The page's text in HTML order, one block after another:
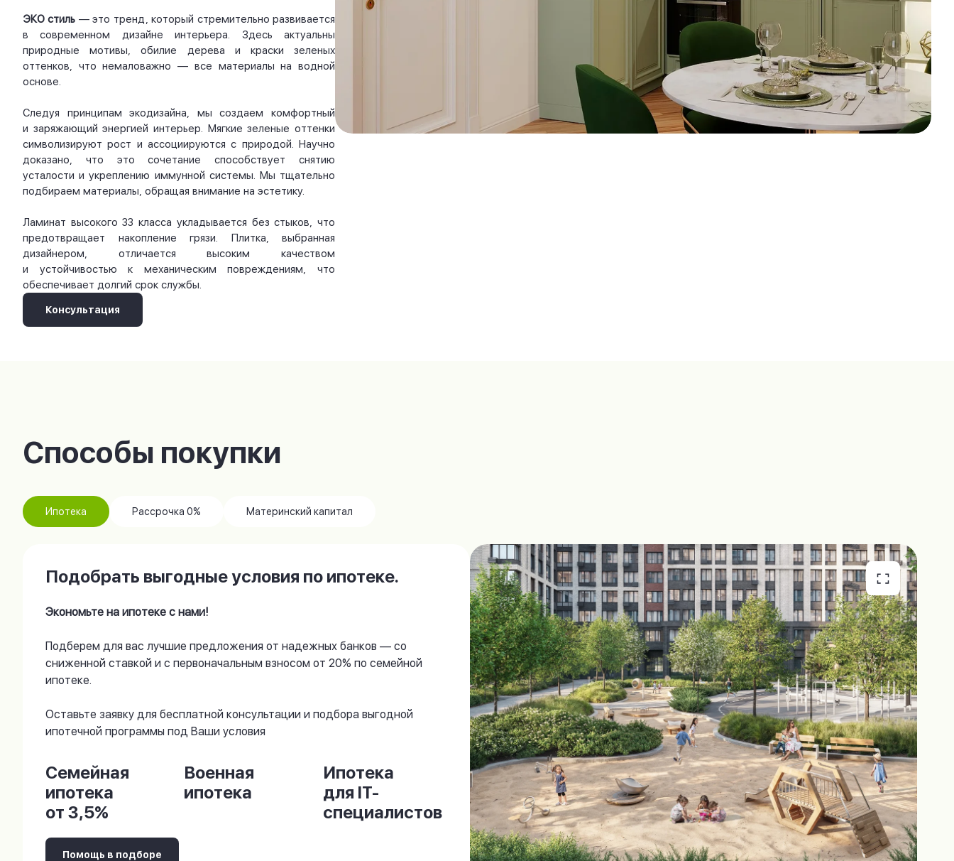
ЭКО стиль — это тренд, который стремительно развивается
в современном дизайне интерьера. Здесь актуальны
природные мотивы, обилие дерева и краски зеленых
оттенков, что немаловажно — все материалы на водной
основе.
Следуя принципам экодизайна, мы создаем комфортный
и заряжающий энергией интерьер. Мягкие зеленые оттенки
символизируют рост и ассоциируются с природой. Научно
доказано, что это сочетание способствует снятию
усталости и укреплению иммунной системы. Мы тщательно
подбираем материалы, обращая внимание на эстетику.
Ламинат высокого 33 класса укладывается без стыков, что
предотвращает накопление грязи. Плитка, выбранная
дизайнером, отличается высоким качеством
и устойчивостью к механическим повреждениям, что
обеспечивает долгий срок службы.
Консультация
Способы покупки
Ипотека Рассрочка 0% Материнский капитал
Подобрать выгодные условия по ипотеке.
Экономьте на ипотеке с нами!
Подберем для вас лучшие предложения от надежных банков — со
сниженной ставкой и с первоначальным взносом от 20% по семейной
ипотеке.
Оставьте заявку для бесплатной консультации и подбора выгодной
ипотечной программы под Ваши условия
Семейная
ипотека
от 3,5%
Военная
ипотека
Ипотека
для IT-
специалистов
Помощь в подборе